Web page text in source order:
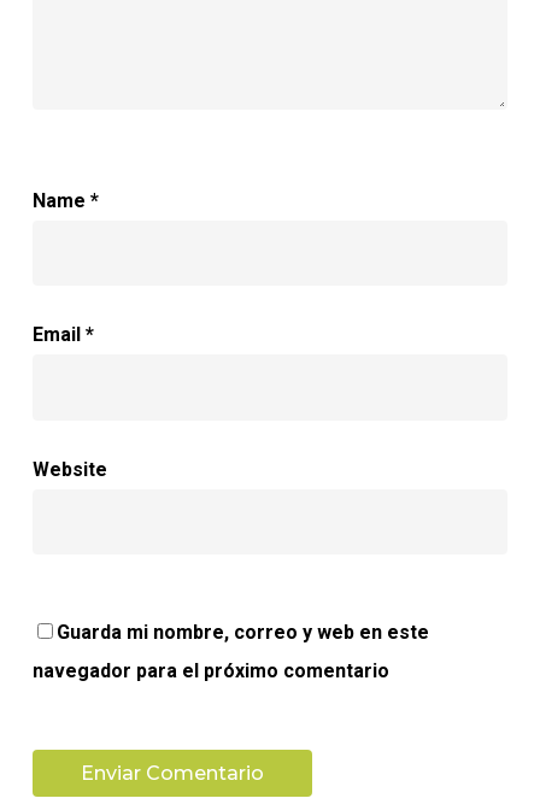
Name *
Email *
Website
Guarda mi nombre, correo y web en este
navegador para el próximo comentario